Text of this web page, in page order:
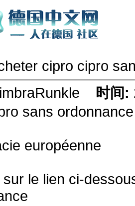
cipro cipro
时间:
sans ordonnance
européenne
sur le lien ci-